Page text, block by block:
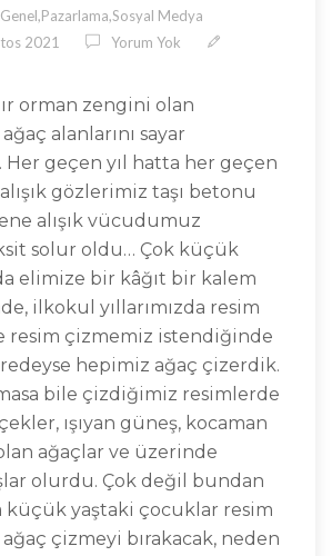
Genel,Pazarlama,Sosyal Medya
2021
Yorum Yok
orman zengini olan
alanlarını sayar
geçen yıl hatta her geçen
gözlerimiz taşı betonu
alışık vücudumuz
solur oldu… Çok küçük
elimize bir kâğıt bir kalem
ilkokul yıllarımızda resim
resim çizmemiz istendiğinde
hepimiz ağaç çizerdik.
bile çizdiğimiz resimlerde
ışıyan güneş, kocaman
ağaçlar ve üzerinde
olurdu. Çok değil bundan
küçük yaştaki çocuklar resim
çizmeyi bırakacak, neden